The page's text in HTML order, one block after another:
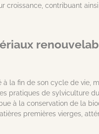
croissance, contribuant
la fin de son cycle de vie,
pratiques de sylviculture
à la conservation de la
premières vierges,